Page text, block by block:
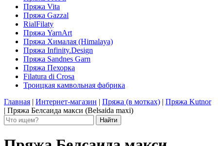
Пряжа Vita
Пряжа Gazzal
RialFilaty
Пряжа YarnArt
Пряжа Хималая (Himalaya)
Пряжа Infinity.Design
Пряжа Sandnes Garn
Пряжа Пехорка
Filatura di Сrosa
Троицкая камвольная фабрика
Главная | Интернет-магазин | Пряжа (в мотках) | Пряжа Kutnor
| Пряжа Белсаида макси (Belsaida maxi)